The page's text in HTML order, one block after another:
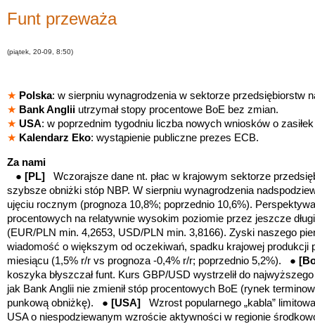
Funt przeważa
(piątek, 20-09, 8:50)
★ Polska: w sierpniu wynagrodzenia w sektorze przedsiębiorstw
★ Bank Anglii utrzymał stopy procentowe BoE bez zmian.
★ USA: w poprzednim tygodniu liczba nowych wniosków o
★ Kalendarz Eko: wystąpienie publiczne prezes ECB.
Za nami
● [PL]
Wczorajsze dane nt. płac w krajowym sektorze
szybsze obniżki stóp NBP. W sierpniu wynagrodzenia
ujęciu rocznym (prognoza 10,8%; poprzednio 10,6%).
procentowych na relatywnie wysokim poziomie przez jeszcze
(EUR/PLN min. 4,2653, USD/PLN min. 3,8166). Zyski naszego
wiadomość o większym od oczekiwań, spadku krajowej produkcji
miesiącu (1,5% r/r vs prognoza -0,4% r/r; poprzednio 5,2%). ●
koszyka błyszczał funt. Kurs GBP/USD wystrzelił do
jak Bank Anglii nie zmienił stóp procentowych BoE (rynek
punkową obniżkę). ● [USA] Wzrost popularnego „kabla”
USA o niespodziewanym wzroście aktywności w regionie